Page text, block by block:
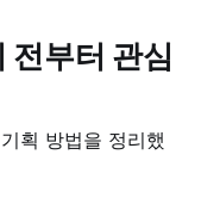
부터 관심
획 방법을 정리했